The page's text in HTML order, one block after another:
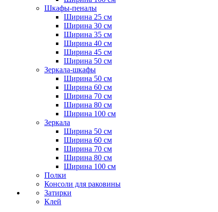
Шкафы-пеналы
Ширина 25 см
Ширина 30 см
Ширина 35 см
Ширина 40 см
Ширина 45 см
Ширина 50 см
Зеркала-шкафы
Ширина 50 см
Ширина 60 см
Ширина 70 см
Ширина 80 см
Ширина 100 см
Зеркала
Ширина 50 см
Ширина 60 см
Ширина 70 см
Ширина 80 см
Ширина 100 см
Полки
Консоли для раковины
Затирки
Клей